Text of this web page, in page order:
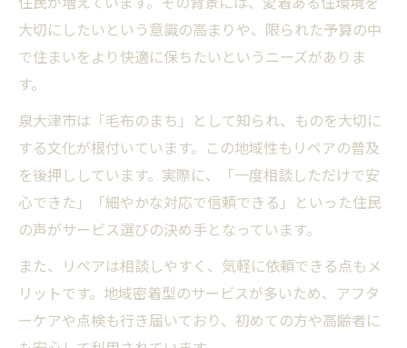
大切にしたいという意識の高まりや、限られた予算の中
で住まいをより快適に保ちたいというニーズがありま
す。
泉大津市は「毛布のまち」として知られ、ものを大切に
する文化が根付いています。この地域性もリペアの普及
を後押ししています。実際に、「一度相談しただけで安
心できた」「細やかな対応で信頼できる」といった住民
の声がサービス選びの決め手となっています。
また、リペアは相談しやすく、気軽に依頼できる点もメ
リットです。地域密着型のサービスが多いため、アフタ
ーケアや点検も行き届いており、初めての方や高齢者に